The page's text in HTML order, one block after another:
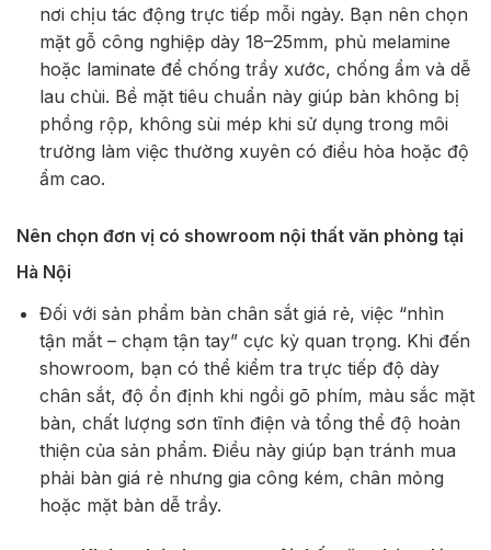
nơi chịu tác động trực tiếp mỗi ngày. Bạn nên chọn
mặt gỗ công nghiệp dày 18–25mm, phủ melamine
hoặc laminate để chống trầy xước, chống ẩm và dễ
lau chùi. Bề mặt tiêu chuẩn này giúp bàn không bị
phồng rộp, không sùi mép khi sử dụng trong môi
trường làm việc thường xuyên có điều hòa hoặc độ
ẩm cao.
Nên chọn đơn vị có showroom nội thất văn phòng tại
Hà Nội
Đối với sản phẩm bàn chân sắt giá rẻ, việc “nhìn
tận mắt – chạm tận tay” cực kỳ quan trọng. Khi đến
showroom, bạn có thể kiểm tra trực tiếp độ dày
chân sắt, độ ổn định khi ngồi gõ phím, màu sắc mặt
bàn, chất lượng sơn tĩnh điện và tổng thể độ hoàn
thiện của sản phẩm. Điều này giúp bạn tránh mua
phải bàn giá rẻ nhưng gia công kém, chân mỏng
hoặc mặt bàn dễ trầy.